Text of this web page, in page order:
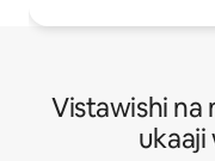
Vistawishi na